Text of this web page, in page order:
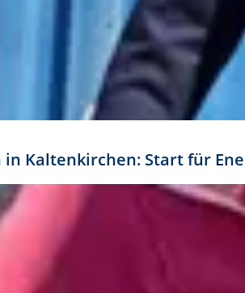
in Kaltenkirchen: Start für